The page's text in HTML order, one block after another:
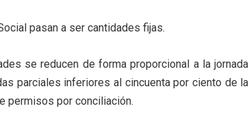
pasan a ser cantidades fijas.
se reducen de forma proporcional a la jornada
parciales inferiores al cincuenta por ciento de la
permisos por conciliación.